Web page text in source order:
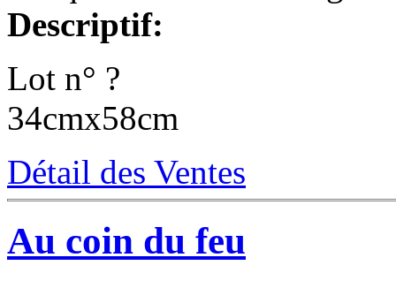
Descriptif:
Lot n° ?
34cmx58cm
Détail des Ventes
Au coin du feu